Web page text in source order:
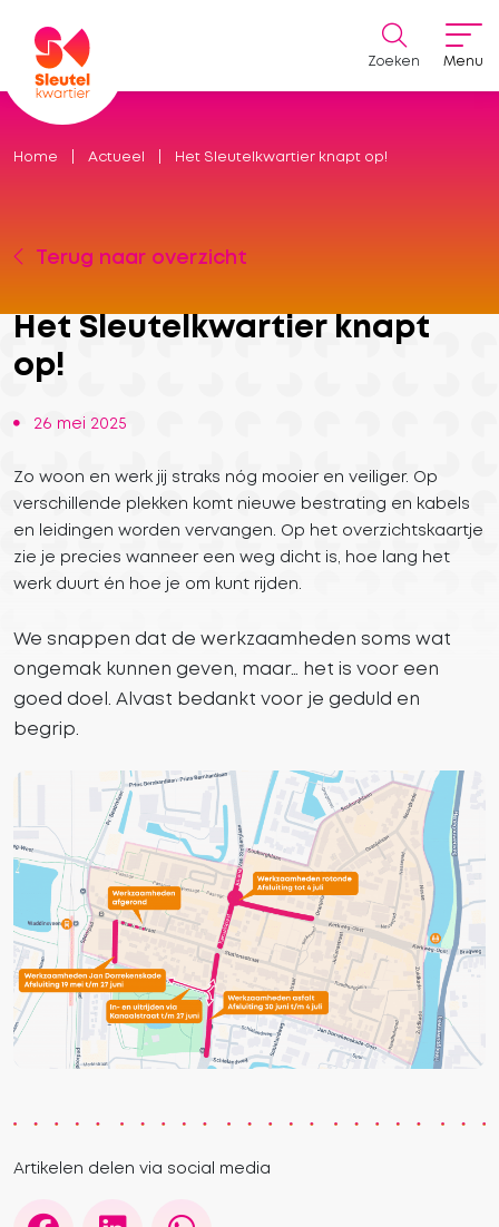
Menu
Zoeken
Home Actueel Het Sleutelkwartier knapt op!
Terug naar overzicht
Het Sleutelkwartier knapt
op!
26 mei 2025
Zo woon en werk jij straks nóg mooier en veiliger. Op
verschillende plekken komt nieuwe bestrating en kabels
en leidingen worden vervangen. Op het overzichtskaartje
zie je precies wanneer een weg dicht is, hoe lang het
werk duurt én hoe je om kunt rijden.
We snappen dat de werkzaamheden soms wat
ongemak kunnen geven, maar… het is voor een
goed doel. Alvast bedankt voor je geduld en
begrip.
Artikelen delen via social media